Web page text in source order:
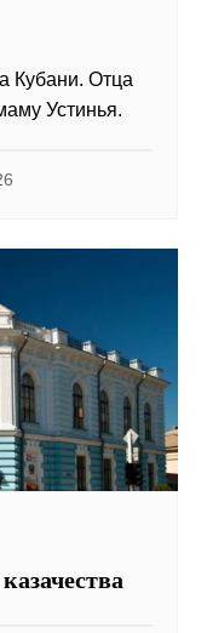
Кубани. Отца
Устинья.